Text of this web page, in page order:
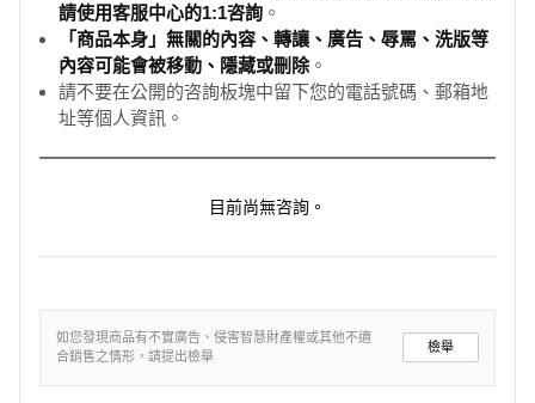
請使用客服中心的1:1咨詢 。
「商品本身」無關的內容、轉讓、廣告、辱罵、洗版等
內容可能會被移動、隱藏或刪除。
請不要在公開的咨詢板塊中留下您的電話號碼、郵箱地
址等個人資訊。
目前尚無咨詢。
如您發現商品有不實廣告、侵害智慧財產權或其他不適
合銷售之情形，請提出檢舉
檢舉